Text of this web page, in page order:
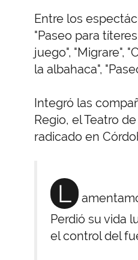
Entre los
"Paseo para
juego", "Migrare",
la albahaca",
Integró las
Regio, el Teatro
radicado en
L
Perdió su vida
el control del